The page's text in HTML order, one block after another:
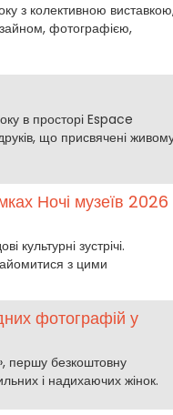
з колективною
фотографією,
в просторі Espace
що присвячені
Ночі музеїв 2026
культурні зустрічі.
з цими
фотографій у
першу безкоштовну
і надихаючих жінок.